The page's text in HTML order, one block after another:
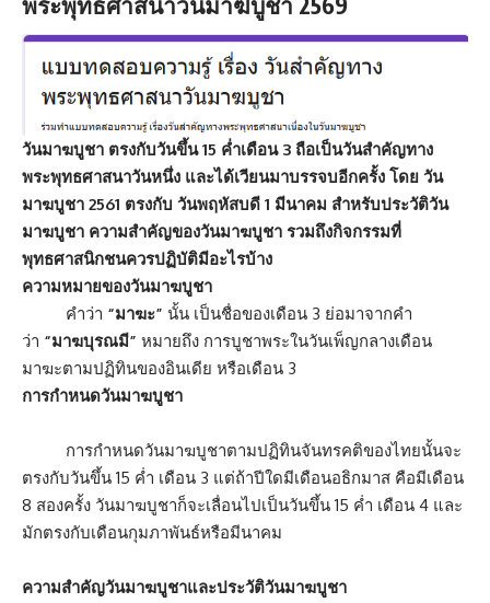
วันมาฆบูชา ตรงกับวันขึ้น 15 ค่ำเดือน 3 ถือเป็นวันสำคัญทาง
พระพุทธศาสนาวันหนึ่ง และได้เวียนมาบรรจบอีกครั้ง โดย วัน
มาฆบูชา 2561 ตรงกับ วันพฤหัสบดี 1 มีนาคม สำหรับประวัติวัน
มาฆบูชา ความสำคัญของวันมาฆบูชา รวมถึงกิจกรรมที่
พุทธศาสนิกชนควรปฏิบัติมีอะไรบ้าง
ความหมายของวันมาฆบูชา
คำว่า “มาฆะ” นั้น เป็นชื่อของเดือน 3 ย่อมาจากคำ
ว่า “มาฆบุรณมี” หมายถึง การบูชาพระในวันเพ็ญกลางเดือน
มาฆะตามปฏิทินของอินเดีย หรือเดือน 3
การกำหนดวันมาฆบูชา
การกำหนดวันมาฆบูชาตามปฏิทินจันทรคติของไทยนั้นจะ
ตรงกับวันขึ้น 15 ค่ำ เดือน 3 แต่ถ้าปีใดมีเดือนอธิกมาส คือมีเดือน
8 สองครั้ง วันมาฆบูชาก็จะเลื่อนไปเป็นวันขึ้น 15 ค่ำ เดือน 4 และ
มักตรงกับเดือนกุมภาพันธ์หรือมีนาคม
ความสำคัญวันมาฆบูชาและประวัติวันมาฆบูชา